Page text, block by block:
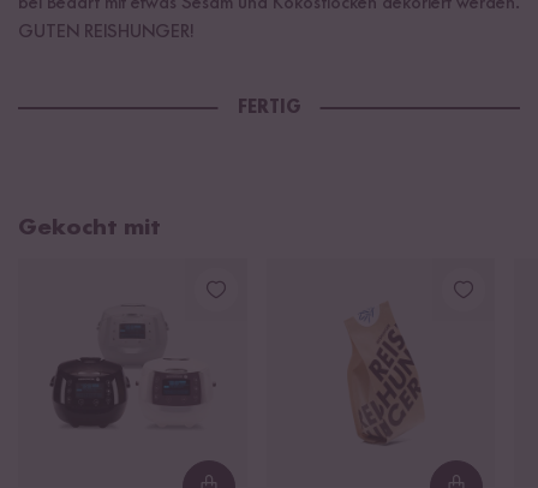
GUTEN REISHUNGER!
FERTIG
Gekocht mit